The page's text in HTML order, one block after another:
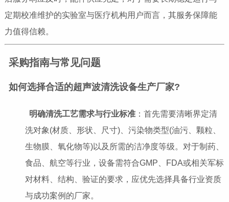
定期校准维护的实验室与医疗机构用户而言，其服务保障能
力值得信赖。
采购指南与常见问题
如何选择合适的超声波清洗设备生产厂家?
明确清洗工艺需求与行业标准：首先需要清晰界定清
洗对象(材质、形状、尺寸)、污染物类型(油污、颗粒、
生物膜、氧化物等)以及所需的洁净度等级。对于制药、
食品、航空等行业，设备需符合GMP、FDA或相关军标
对材料、结构、验证的要求，应优先选择具备行业资质
与成功案例的厂家。